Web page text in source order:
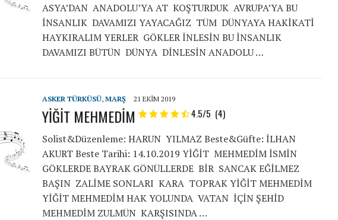
ASYA’DAN ANADOLU’YA AT KOŞTURDUK AVRUPA’YA BU
İNSANLIK DAVAMIZI YAYACAĞIZ TÜM DÜNYAYA HAKİKATİ
HAYKIRALIM YERLER GÖKLER İNLESİN BU İNSANLIK
DAVAMIZI BÜTÜN DÜNYA DİNLESİN ANADOLU …
ASKER TÜRKÜSÜ, MARŞ 21 EKIM 2019
YİĞİT MEHMEDİM 4.5/5 (4)
Solist&Düzenleme: HARUN YILMAZ Beste&Güfte: İLHAN
AKURT Beste Tarihi: 14.10.2019 YİĞİT MEHMEDİM İSMİN
GÖKLERDE BAYRAK GÖNÜLLERDE BİR SANCAK EĞİLMEZ
BAŞIN ZALİME SONLARI KARA TOPRAK YİĞİT MEHMEDİM
YİĞİT MEHMEDİM HAK YOLUNDA VATAN İÇİN ŞEHİD
MEHMEDİM ZULMÜN KARŞISINDA …